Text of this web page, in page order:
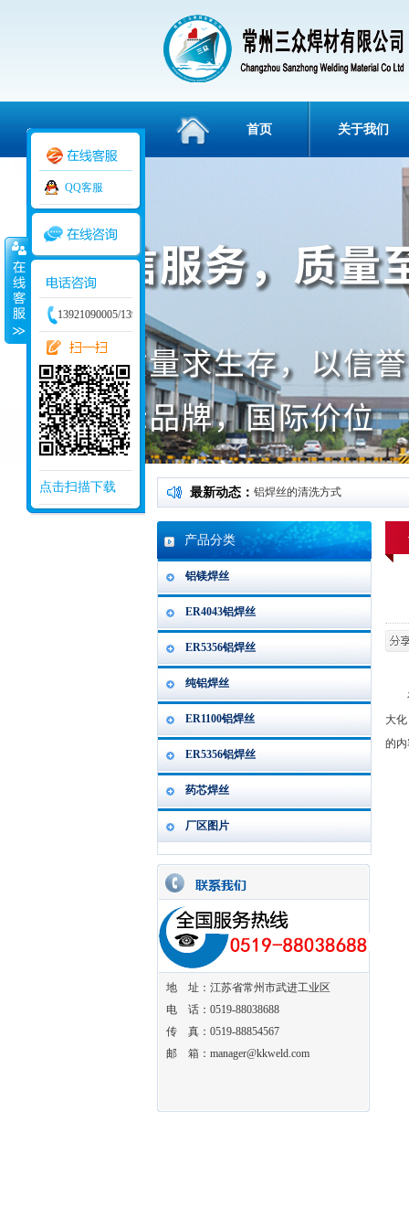
首页 关于我们
最新动态： 铝焊丝的清洗方式
产品分类
铝镁焊丝
ER4043铝焊丝
ER5356铝焊丝
纯铝焊丝
ER1100铝焊丝
ER5356铝焊丝
药芯焊丝
厂区图片
地 址：江苏省常州市武进工业区
电 话：0519-88038688
传 真：0519-88854567
邮 箱：manager@kkweld.com
在
大
的内
QQ客服
13921090005/13915829234
点击扫描下载